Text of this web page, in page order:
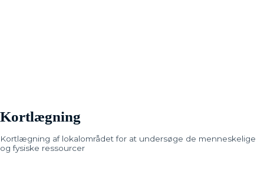
Kortlægning
Kortlægning af lokalområdet for at undersøge de menneskelige
og fysiske ressourcer